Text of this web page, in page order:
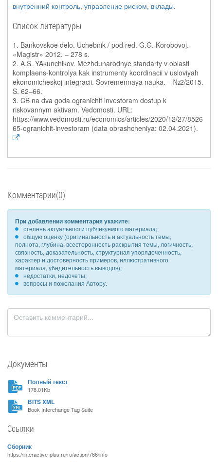
внутренний контроль, управление риском, вклады.
Список литературы
1. Bankovskoe delo. Uchebnik / pod red. G.G. Korobovoj.
«Magistr» 2012. – 278 s.
2. A.S. YAkunchikov. Mezhdunarodnye standarty v oblasti
komplaens-kontrolya kak instrumenty koordinacii v usloviyah
ekonomicheskoj integracii. Sovremennaya nauka. – №2/2015.
S. 62–66.
3. CB na dva goda ogranichit investoram dostup k
riskovannym aktivam. Vedomosti. URL:
https://www.vedomosti.ru/economics/articles/2020/12/27/8526
65-ogranichit-investoram (data obrashcheniya: 02.04.2021).
Комментарии(0)
При добавлении комментария укажите:
степень актуальности публикуемого материала;
общую оценку (оригинальность и актуальность темы,
полнота, глубина, всесторонность раскрытия темы, логичность,
связность, доказательность, структурная упорядоченность,
характер и достоверность примеров, иллюстративного
материала, убедительность выводов);
недостатки, недочеты;
вопросы и пожелания Автору.
Документы
Полный текст
178.01Kb
BITS XML
Book Interchange Tag Suite
Ссылки
Сборник
https://interactive-plus.ru/ru/action/766/info